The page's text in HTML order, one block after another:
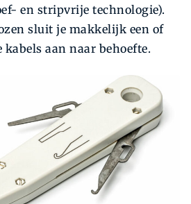
en stripvrije technologie).
sluit je makkelijk een of
aan naar behoefte.